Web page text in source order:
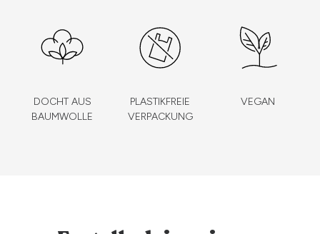
DOCHT AUS
BAUMWOLLE
PLASTIKFREIE
VERPACKUNG
VEGAN